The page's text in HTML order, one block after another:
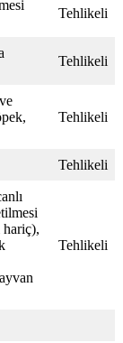
Tehlikeli
Tehlikeli
Tehlikeli
Tehlikeli
hariç),
Tehlikeli